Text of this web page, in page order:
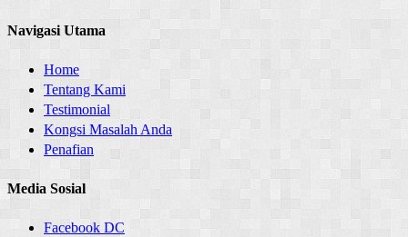
Navigasi Utama
Home
Tentang Kami
Testimonial
Kongsi Masalah Anda
Penafian
Media Sosial
Facebook DC